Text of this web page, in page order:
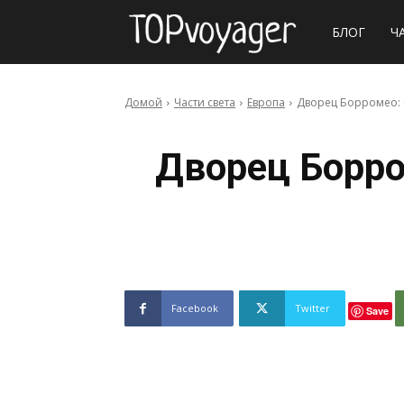
Сайт
БЛОГ
Домой Части света Европа Дворец Борромео:
Дворец
Facebook Twitter Save